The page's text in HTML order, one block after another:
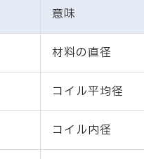
意味
材料の直径
コイル平均径
コイル内径